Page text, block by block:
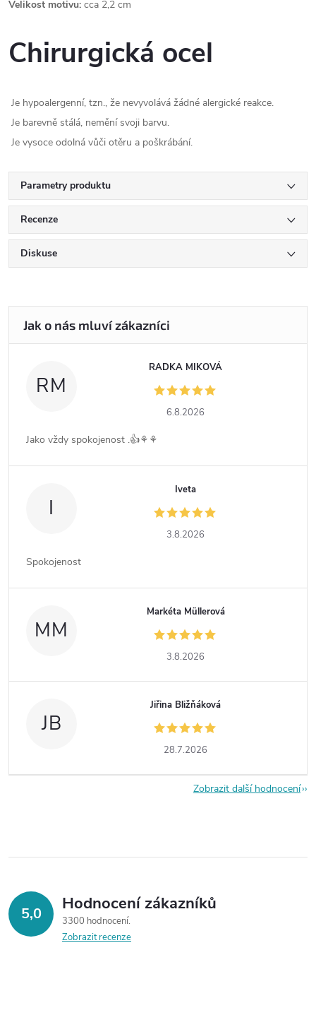
Velikost motivu: cca 2,2 cm
Chirurgická ocel
Je hypoalergenní, tzn., že nevyvolává žádné alergické reakce.
Je barevně stálá, nemění svoji barvu.
Je vysoce odolná vůči otěru a poškrábání.
Parametry produktu
Recenze
Diskuse
RM
RADKA MIKOVÁ
6.8.2026
Jako vždy spokojenost .👍⚘️⚘️
I
Iveta
3.8.2026
Spokojenost
MM
Markéta Müllerová
3.8.2026
JB
Jiřina Bližňáková
28.7.2026
Zobrazit další hodnocení
5,0 Hodnocení zákazníků
3300 hodnocení
Zobrazit recenze